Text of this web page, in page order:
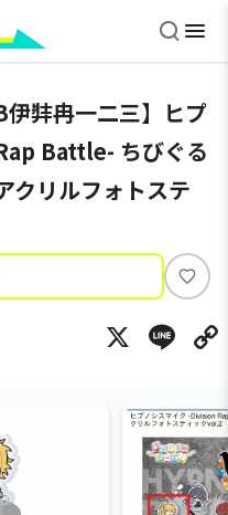
伊弉冉一二三】ヒプ
Battle- ちびぐる
クリルフォトステ
い
ね
X